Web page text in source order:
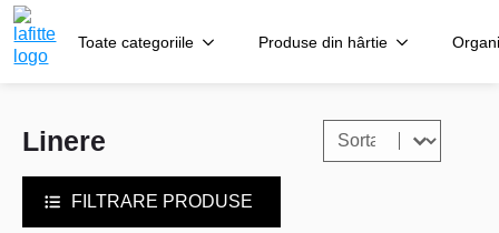
Toate categoriile Produse din hârtie
Linere Filtreaza
Sort content
FILTRARE PRODUSE